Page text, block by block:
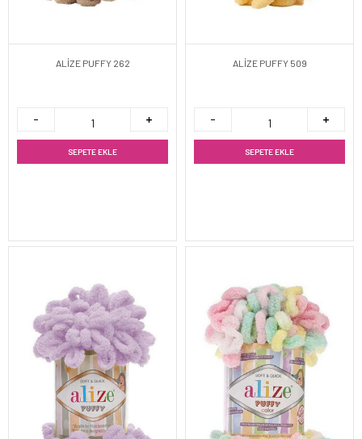
ALİZE PUFFY 262
SEPETE EKLE
ALİZE PUFFY 509
SEPETE EKLE